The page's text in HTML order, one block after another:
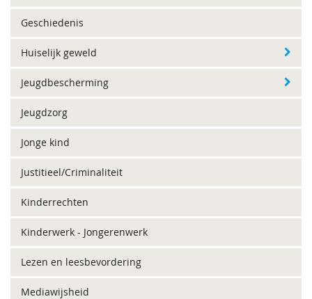
Geschiedenis
Huiselijk geweld
Jeugdbescherming
Jeugdzorg
Jonge kind
Justitieel/Criminaliteit
Kinderrechten
Kinderwerk - Jongerenwerk
Lezen en leesbevordering
Mediawijsheid